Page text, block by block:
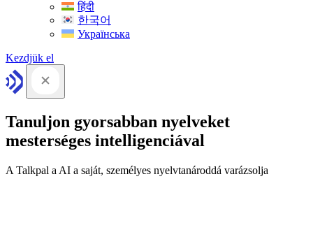
हिंदी
한국어
Українська
Kezdjük el
Tanuljon gyorsabban nyelveket
mesterséges intelligenciával
A Talkpal a AI a saját, személyes nyelvtanároddá varázsolja